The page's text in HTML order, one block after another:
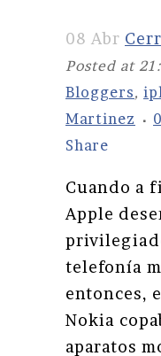
08 Abr
Posted at
Bloggers,
Martinez
Share
Cuando a
Apple
telefonía
entonces,
Nokia
aparatos